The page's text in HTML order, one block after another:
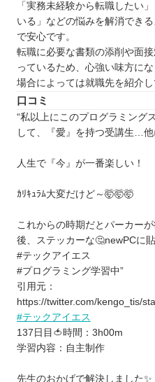
プロクラ
自分にあったスクー
自分の住んでるエリ
を探したい⭐️
北海道 / 東北
関東
中部
中国
四国
「実務未経験から転職したい
いる」などの悩みを解消でき
で安心です。
転職に必要な書類の添削や面
っているため、心強い味方にな
場合によっては就職先を紹介
口コミ
“私以上にこのプログラミング
して、『愛』を持つ受講生…
人生で『今』が一番楽しい！
ｶﾘｷｭﾗﾑ大変だけど～🤯🤯🤯
これからの時期だとパーカー
後、ステッカーな🤔newPCに
#テックアイエス
#プログラミング学習中”
引用元：
https://twitter.com/kengo_tis/
#テックアイエス
137日目🍅時間：3h00m
学習内容：自主制作
先生のおかげで解決しました✨